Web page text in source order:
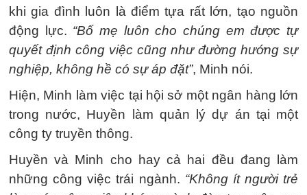
khi gia đình luôn là điểm tựa rất lớn, tạo nguồn
động lực. “Bố mẹ luôn cho chúng em được tự
quyết định công việc cũng như đường hướng sự
nghiệp, không hề có sự áp đặt”, Minh nói.
Hiện, Minh làm việc tại hội sở một ngân hàng lớn
trong nước, Huyền làm quản lý dự án tại một
công ty truyền thông.
Huyền và Minh cho hay cả hai đều đang làm
những công việc trái ngành. “Không ít người trẻ